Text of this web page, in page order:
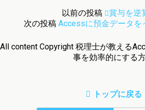
以前の投稿
賞与を逆
次の投稿 Accessに預金データを
All content Copyright 税理士が教える
事を効率的にする
トップに戻る